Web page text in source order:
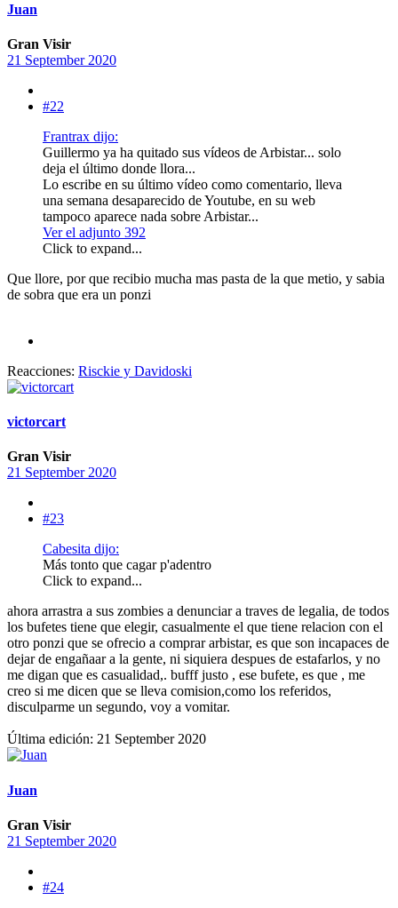
Juan
Gran Visir
21 September 2020
#22
Frantrax dijo:
Guillermo ya ha quitado sus vídeos de Arbistar... solo
deja el último donde llora...
Lo escribe en su último vídeo como comentario, lleva
una semana desaparecido de Youtube, en su web
tampoco aparece nada sobre Arbistar...
Ver el adjunto 392
Click to expand...
Que llore, por que recibio mucha mas pasta de la que metio, y sabia
de sobra que era un ponzi
Reacciones: Risckie y Davidoski
victorcart
Gran Visir
21 September 2020
#23
Cabesita dijo:
Más tonto que cagar p'adentro
Click to expand...
ahora arrastra a sus zombies a denunciar a traves de legalia, de todos
los bufetes tiene que elegir, casualmente el que tiene relacion con el
otro ponzi que se ofrecio a comprar arbistar, es que son incapaces de
dejar de engañaar a la gente, ni siquiera despues de estafarlos, y no
me digan que es casualidad,. bufff justo , ese bufete, es que , me
creo si me dicen que se lleva comision,como los referidos,
disculparme un segundo, voy a vomitar.
Última edición: 21 September 2020
Juan
Gran Visir
21 September 2020
#24